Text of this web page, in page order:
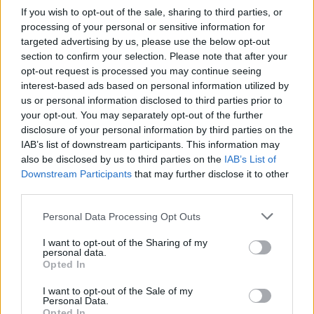
If you wish to opt-out of the sale, sharing to third parties, or
processing of your personal or sensitive information for
targeted advertising by us, please use the below opt-out
section to confirm your selection. Please note that after your
opt-out request is processed you may continue seeing
interest-based ads based on personal information utilized by
us or personal information disclosed to third parties prior to
your opt-out. You may separately opt-out of the further
disclosure of your personal information by third parties on the
IAB’s list of downstream participants. This information may
also be disclosed by us to third parties on the IAB’s List of
Downstream Participants that may further disclose it to other
Please note that this website/app uses one or more Google
not limited to your visit or usage behaviour. You may click to
grant or deny consent to Google and its third-party tags to
use your data for below specified purposes in below Google
consent section.
Personal Data Processing Opt Outs
I want to opt-out of the Sharing of my
personal data.
Opted In
I want to opt-out of the Sale of my
Personal Data.
ce
b
o
o
k
it
te
r
te
re
st
at
s
A
p
p
a
re
Articolo precedente
Prossimo articolo
NOTIZIE RECENTI
Controlli all’aeroporto di Olbia, sequestrati
caviale e sabbia rubata
Migliori cliniche di estetica medicale avanzata
in Europa: classifica dei 5 centri di riferimento
Incendi, a San Pasquale arriva il Campo Base:
l’inaugurazione